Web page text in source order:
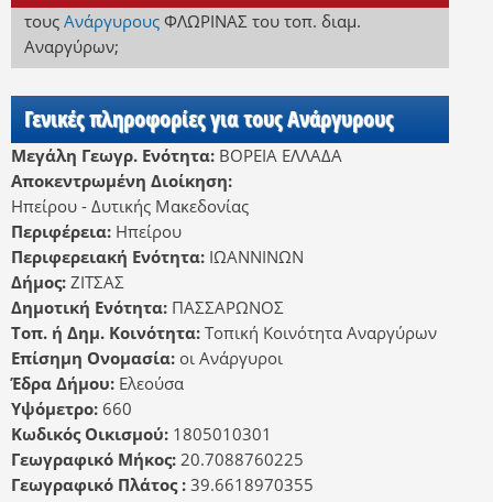
τους Ανάργυρους ΦΛΩΡΙΝΑΣ του τοπ. διαμ.
Αναργύρων;
Γενικές πληροφορίες για τους Ανάργυρους
Μεγάλη Γεωγρ. Ενότητα: ΒΟΡΕΙΑ ΕΛΛΑΔΑ
Αποκεντρωμένη Διοίκηση:
Ηπείρου - Δυτικής Μακεδονίας
Περιφέρεια: Ηπείρου
Περιφερειακή Ενότητα: ΙΩΑΝΝΙΝΩΝ
Δήμος: ΖΙΤΣΑΣ
Δημοτική Ενότητα: ΠΑΣΣΑΡΩΝΟΣ
Τοπ. ή Δημ. Κοινότητα: Τοπική Κοινότητα Αναργύρων
Επίσημη Ονομασία: οι Ανάργυροι
Έδρα Δήμου: Ελεούσα
Υψόμετρο: 660
Κωδικός Οικισμού: 1805010301
Γεωγραφικό Μήκος: 20.7088760225
Γεωγραφικό Πλάτος : 39.6618970355